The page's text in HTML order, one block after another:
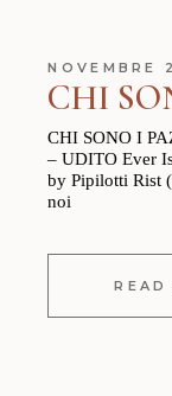
NOVEMBRE
CHI
CHI SONO I
– UDITO Ever
by Pipilotti Rist
noi
READ